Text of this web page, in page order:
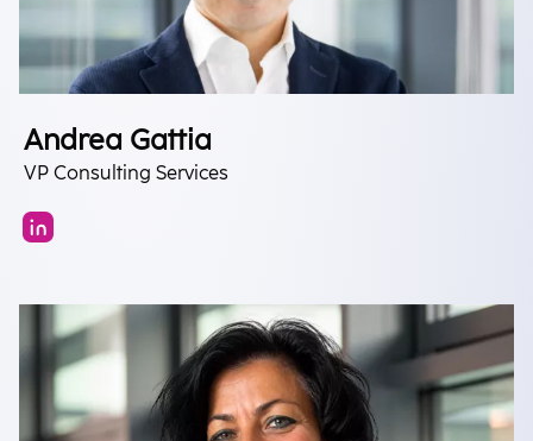
Andrea Gattia
VP Consulting Services